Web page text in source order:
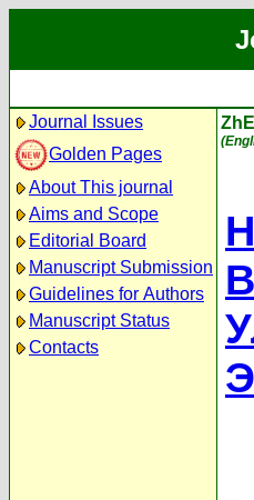
Journal Issues
Golden Pages
About This journal
Aims and Scope
Editorial Board
Manuscript Submission
Guidelines for Authors
Manuscript Status
Contacts